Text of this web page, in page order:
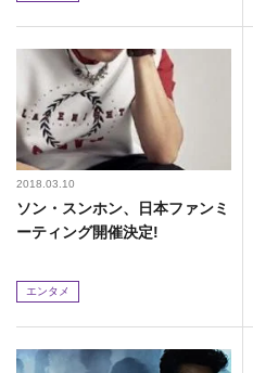
2018.03.10
ソン・スンホン、日本ファンミ
ーティング開催決定!
エンタメ